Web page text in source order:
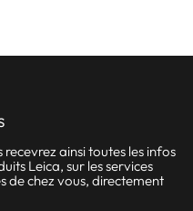
ainsi toutes les infos
Leica, sur les services
de chez vous, directement